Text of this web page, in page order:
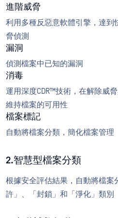
進階威脅
利用多種反惡意軟體引擎，達到
脅偵測
漏洞
偵測檔案中已知的漏洞
消毒
運用深度CDR™技術，在解除威
維持檔案的可用性
檔案標記
自動將檔案分類，簡化檔案管理
2.智慧型檔案分類
根據安全評估結果，自動將檔案
許」、「封鎖」和「淨化」類別